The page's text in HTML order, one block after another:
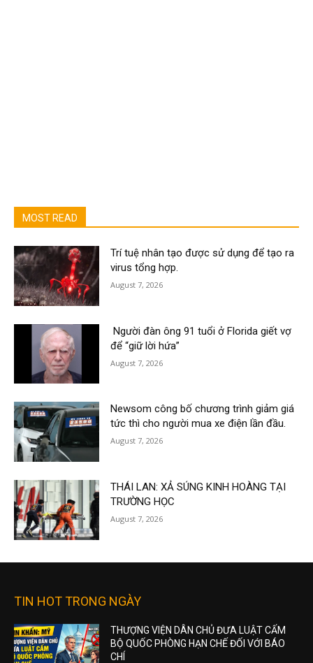
MOST READ
Trí tuệ nhân tạo được sử dụng để tạo ra
virus tổng hợp.
August 7, 2026
Người đàn ông 91 tuổi ở Florida giết vợ
để “giữ lời hứa”
August 7, 2026
Newsom công bố chương trình giảm giá
tức thì cho người mua xe điện lần đầu.
August 7, 2026
THÁI LAN: XẢ SÚNG KINH HOÀNG TẠI
TRƯỜNG HỌC
August 7, 2026
TIN HOT TRONG NGÀY
THƯỢNG VIỆN DÂN CHỦ ĐƯA LUẬT CẤM
BỘ QUỐC PHÒNG HẠN CHẾ ĐỐI VỚI BÁO
CHÍ